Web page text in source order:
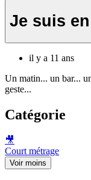
Je suis
il y a 11 ans
Un matin... un bar...
geste...
Catégorie
🎥
Court métrage
Voir moins